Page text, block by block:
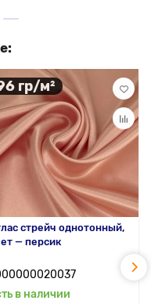
гр/м²
стрейч однотонный,
— персик
в наличии